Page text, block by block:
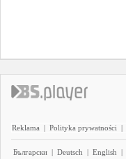
Reklama | Polityka prywatności |
Български | Deutsch | English |